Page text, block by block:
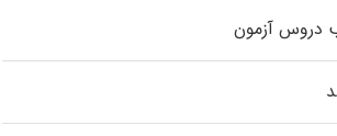
دروس آزمون